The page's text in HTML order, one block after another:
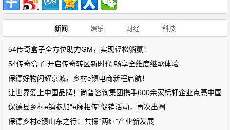
新闻 娱乐 财经 科技
54传奇盒子全方位助力GM，实现轻松躺赢！
54传奇盒子:开启传奇转区新时代,畅享全维度继承体验
保德好物闪耀京城，乡村e镇电商新程启航！
让世界爱上中国品牌！尚普咨询集团携手600余家标杆企业点亮中国
保德县乡村e镇参加“e脉相传”促销活动，再次出圈
保德乡村e镇山东之行：共探“两红”产业新发展